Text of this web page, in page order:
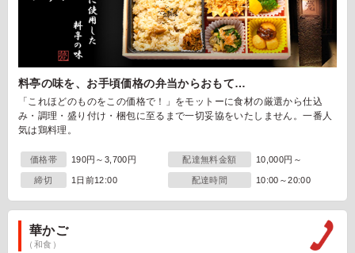
料亭の味を、お手頃価格の弁当からおもて…
「これほどのものをこの価格で！」をモットーに食材の厳選から仕込
み・調理・盛り付け・梱包に至るまで一切妥協をいたしません。一番人
気は鶏料理。
価格帯 190円～3,700円 配達無料金額 10,000円～
締切 1日前12:00 配達時間 10:00～20:00
華かご
（和食）